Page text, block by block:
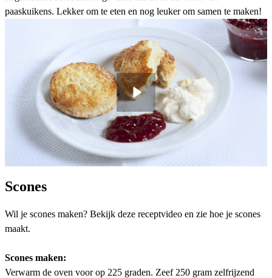
paaskuikens. Lekker om te eten en nog leuker om samen te maken!
Scones
Wil je scones maken? Bekijk deze receptvideo en zie hoe je scones
maakt.
Scones maken:
Verwarm de oven voor op 225 graden. Zeef 250 gram zelfrijzend